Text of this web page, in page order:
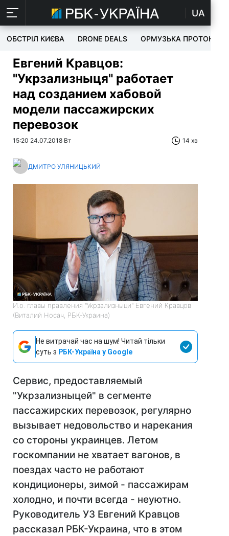
UA
ОБСТРІЛ КИЄВА DRONE DEALS ОРМУЗЬКА ПРОТОКА
Евгений Кравцов:
"Укрзализныця" работает
над созданием хабовой
модели пассажирских
перевозок
15:20 24.07.2018 Вт 14 хв
ДМИТРО УЛЯНИЦЬКИЙ
И.о. главы правления "Укрзализныци" Евгений Кравцов
(Виталий Носач, РБК-Украина)
Не витрачай час на шум! Читай тільки
суть з РБК-Україна у Google
Сервис, предоставляемый
"Укрзализныцей" в сегменте
пассажирских перевозок, регулярно
вызывает недовольство и нарекания
со стороны украинцев. Летом
госкомпании не хватает вагонов, в
поездах часто не работают
кондиционеры, зимой - пассажирам
холодно, и почти всегда - неуютно.
Руководитель УЗ Евгений Кравцов
рассказал РБК-Украина, что в этом